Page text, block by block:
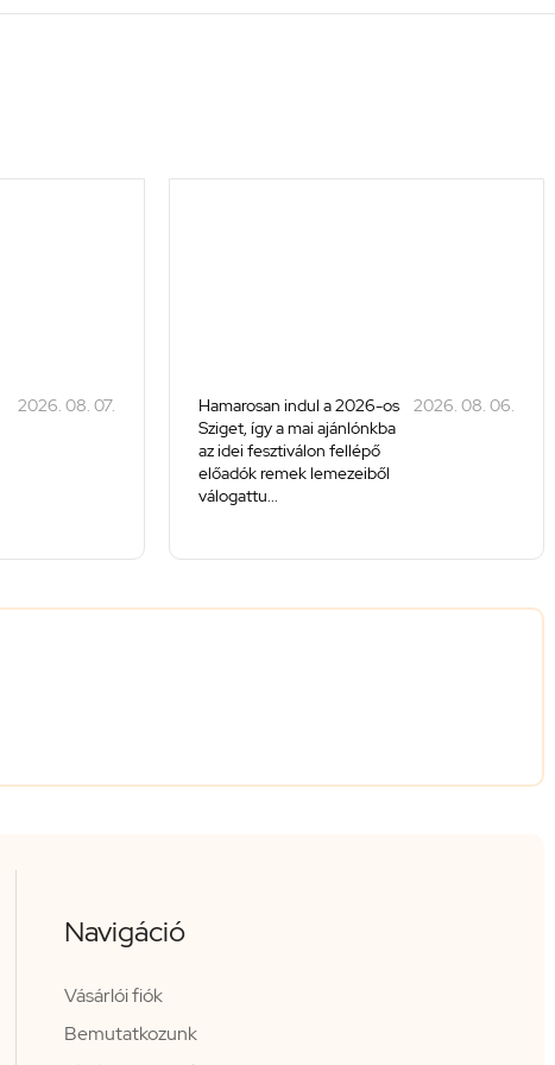
2026. 08. 07.
Hamarosan indul a 2026-os
Sziget, így a mai ajánlónkba
az idei fesztiválon fellépő
előadók remek lemezeiből
válogattu...
2026. 08. 06.
Navigáció
Vásárlói fiók
Bemutatkozunk